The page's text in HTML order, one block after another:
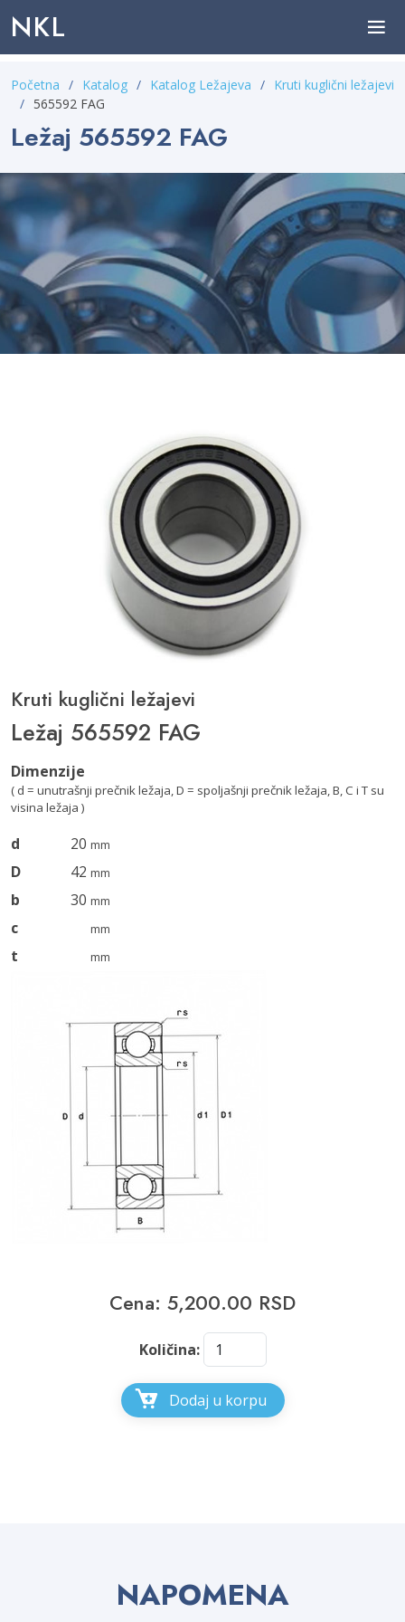
NKL
Početna Katalog Katalog Ležajeva
Kruti kuglični ležajevi
565592 FAG
Ležaj 565592 FAG
Kruti kuglični ležajevi
Ležaj 565592 FAG
Dimenzije
( d = unutrašnji prečnik ležaja, D = spoljašnji prečnik ležaja, B, C i T su
visina ležaja )
d 20 mm
D 42 mm
b 30 mm
c mm
t mm
Cena: 5,200.00 RSD
Količina:
Dodaj u korpu
NAPOMENA